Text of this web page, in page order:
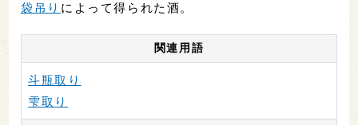
袋吊り によって得られた酒。
関連用語
斗瓶取り
雫取り